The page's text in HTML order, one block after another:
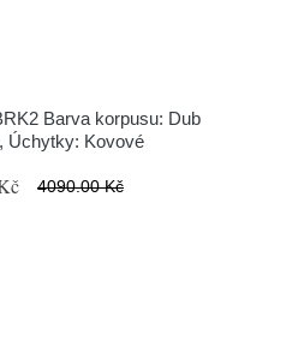
Barva korpusu: Dub
Úchytky: Kovové
4090.00 Kč